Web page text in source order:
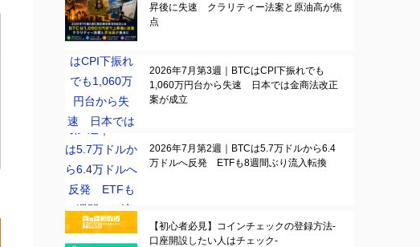
昇後に失速 クラリティー法案と原油高が焦
点
2026年7月第3週｜BTCはCPI下振れでも
1,060万円台から失速 日本では金商法改正
案が成立
2026年7月第2週｜BTCは5.7万ドルから6.4
万ドルへ反発 ETFも8週間ぶり流入転換
【初心者必見】コインチェックの登録方法-
口座開設したい人はチェック-